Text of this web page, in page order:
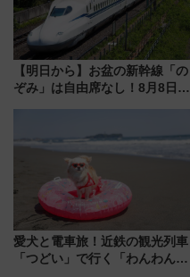
【明日から】お盆の新幹線「の
ぞみ」は自由席なし！8月8日午
雑避ける「空席」探しのコツ
愛犬と電車旅！近鉄の観光列車
「つどい」で行く「わんわん列